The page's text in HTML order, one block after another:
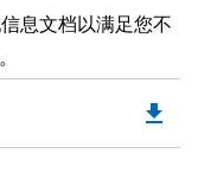
息文档以满足您不
file_download